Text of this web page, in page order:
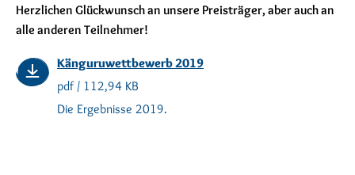
Herzlichen Glückwunsch an unsere Preisträger, aber auch an
alle anderen Teilnehmer!
Känguruwettbewerb 2019
pdf / 112,94 KB
Die Ergebnisse 2019.